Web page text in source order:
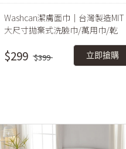
Washcan潔膚面巾｜台灣製造MIT
大尺寸拋棄式洗臉巾/萬用巾/乾
$299 $399 立即搶購